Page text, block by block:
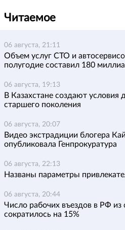
Читаемое
06 августа, 21:11
Объем услуг СТО и
полугодие составил 180
06 августа, 19:13
В Казахстане создают условия
старшего поколения
06 августа, 20:07
Видео экстрадиции блогера
опубликовала Генпрокуратура
06 августа, 22:13
Названы параметры
06 августа, 20:44
Число рабочих въездов в РФ из
сократилось на 15%